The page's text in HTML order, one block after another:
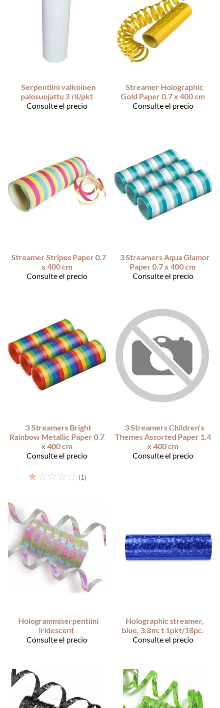
Serpentiini valkoinen
palosuojattu 3 rll/pkt
Consulte el precio
Streamer Holographic
Gold Paper 0.7 x 400 cm
Consulte el precio
Streamer Stripes Paper 0.7
x 400 cm
Consulte el precio
3 Streamers Aqua Glamor
Paper 0.7 x 400 cm
Consulte el precio
3 Streamers Bright
Rainbow Metallic Paper 0.7
x 400 cm
Consulte el precio
☆☆ ☆ ☆ ☆ (1)
3 Streamers Children's
Themes Assorted Paper 1.4
x 400 cm
Consulte el precio
Hologrammiserpentiini
iridescent
Consulte el precio
Holographic streamer,
blue, 3.8m: t 1pkt/18pc.
Consulte el precio